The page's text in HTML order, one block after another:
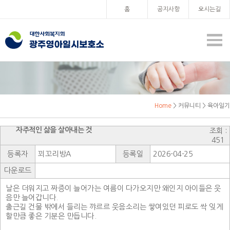
홈 공지사항 오시는길
Home > 커뮤니티 > 육아일기
자주적인 삶을 살아내는 것
조회 :
451
등록자
꾀꼬리방A 등록일 2026-04-25
다운로드
날은 더워지고 짜증이 늘어가는 여름이 다가오지만 왜인지 아이들은 웃
음만 늘어갑니다.
출근길 건물 밖에서 들리는 꺄르르 웃음소리는 쌓여있던 피로도 싹 잊게
할만큼 좋은 기분은 만듭니다.